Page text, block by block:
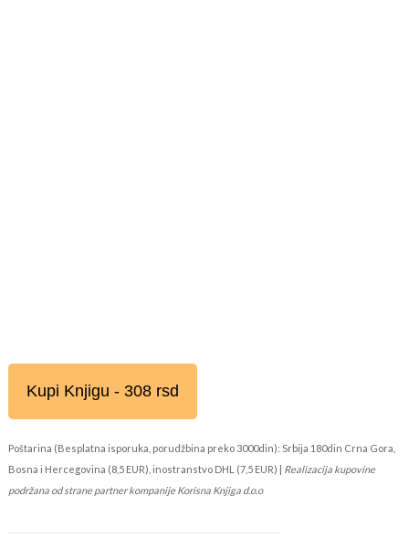
Kupi Knjigu - 308 rsd
Poštarina (Besplatna isporuka, porudžbina preko 3000din): Srbija 180din Crna Gora,
Bosna i Hercegovina (8,5 EUR), inostranstvo DHL (7,5 EUR) | Realizacija kupovine
podržana od strane partner kompanije Korisna Knjiga d.o.o